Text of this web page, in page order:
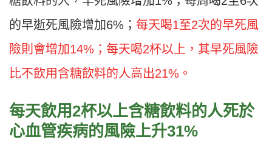
的早逝死風險增加6%； 每天喝1至2次的早死風
險則會增加14%；每天喝2杯以上，其早死風險
比不飲用含糖飲料的人高出21%。
每天飲用2杯以上含糖飲料的人死於
心血管疾病的風險上升31%